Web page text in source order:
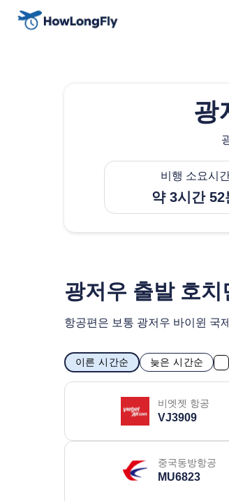
광
비행 소요시
약 3시간 52
광저우 출발 호
항공편은 보통 광저우 바이윈 국
이른 시간순 늦은 시간순
비엣젯 항공
VJ3909
중국동방항공
MU6823